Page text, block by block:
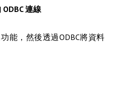
連線
能，然後透過ODBC將資料